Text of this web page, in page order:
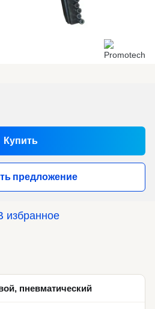
Купить
предложение
избранное
пневматический